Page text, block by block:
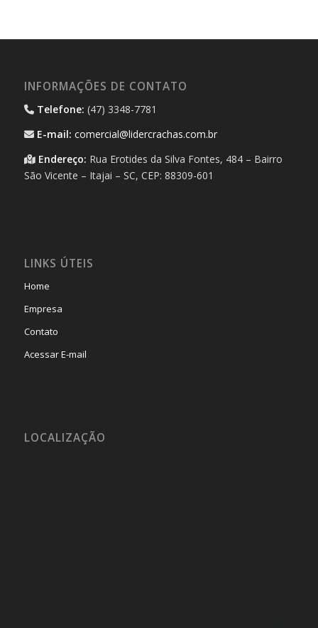
INFORMAÇÕES DE CONTATO
Telefone: (47) 3348-7781
E-mail: comercial@lidercrachas.com.br
Endereço: Rua Erotides da Silva Fontes, 484 – Bairro
São Vicente – Itajai – SC, CEP: 88309-601
LINKS ÚTEIS
Home
Empresa
Contato
Acessar E-mail
LOCALIZAÇÃO